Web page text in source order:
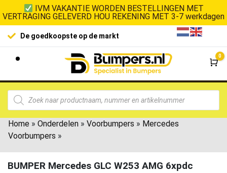
IVM VAKANTIE WORDEN BESTELLINGEN MET
VERTRAGING GELEVERD HOU REKENING MET 3-7 werkdagen
De goedkoopste op de markt
0
Home » Onderdelen » Voorbumpers » Mercedes
Voorbumpers »
BUMPER Mercedes GLC W253 AMG 6xpdc